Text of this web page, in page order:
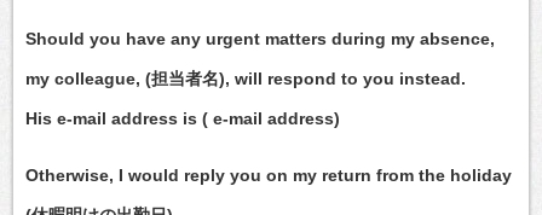
Should you have any urgent matters during my absence,
my colleague, (担当者名), will respond to you instead.
His e-mail address is ( e-mail address)
Otherwise, I would reply you on my return from the holiday